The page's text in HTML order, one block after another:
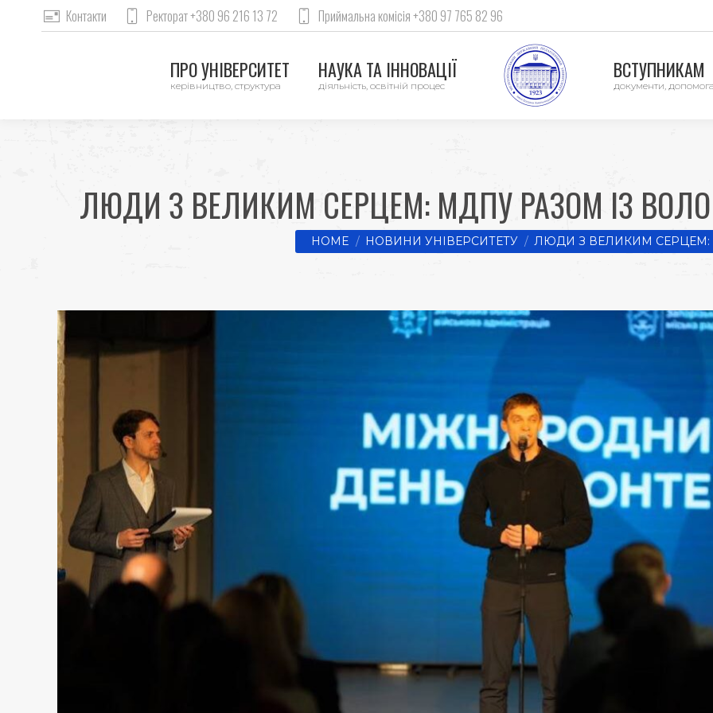
Контакти Ректорат +380 96 216 13 72 Приймальна комісія +380 97 765 82 96
ПРО УНІВЕРСИТЕТ
керівництво, структура
НАУКА ТА ІННОВАЦІЇ
діяльність, освітній процес
ВСТУПНИКАМ
документи,
ЛЮДИ З ВЕЛИКИМ СЕРЦЕМ: МДПУ РАЗОМ ІЗ
You are here:
HOME НОВИНИ УНІВЕРСИТЕТУ ЛЮДИ З ВЕЛИКИМ